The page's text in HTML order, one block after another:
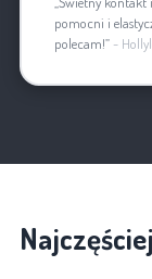
pomocni i
polecam!”-